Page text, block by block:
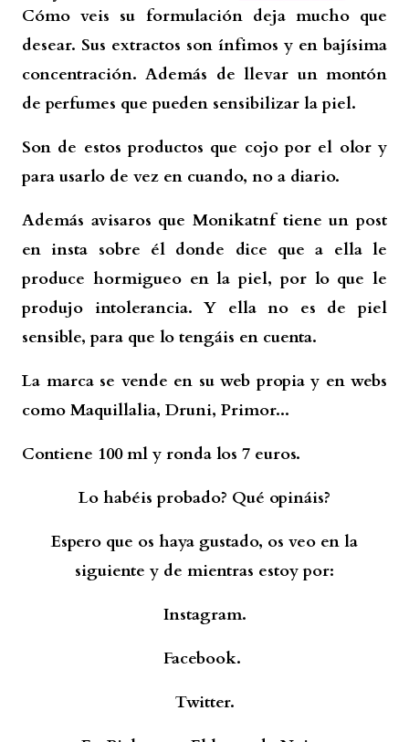
Cómo veis su formulación deja mucho que
desear. Sus extractos son ínfimos y en bajísima
concentración. Además de llevar un montón
de perfumes que pueden sensibilizar la piel.
Son de estos productos que cojo por el olor y
para usarlo de vez en cuando, no a diario.
Además avisaros que Monikatnf tiene un post
en insta sobre él donde dice que a ella le
produce hormigueo en la piel, por lo que le
produjo intolerancia. Y ella no es de piel
sensible, para que lo tengáis en cuenta.
La marca se vende en su web propia y en webs
como Maquillalia, Druni, Primor...
Contiene 100 ml y ronda los 7 euros.
Lo habéis probado? Qué opináis?
Espero que os haya gustado, os veo en la
siguiente y de mientras estoy por:
Instagram.
Facebook.
Twitter.